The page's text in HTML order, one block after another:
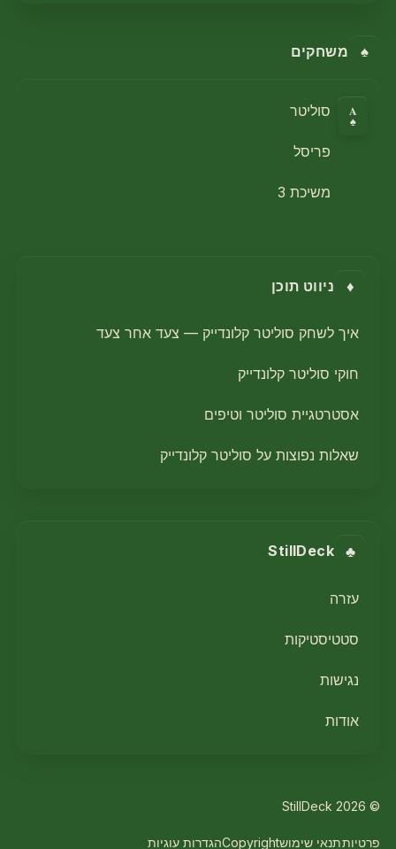
♠ משחקים
A
♠
סוליטר
פריסל
משיכת 3
♦ ניווט תוכן
איך לשחק סוליטר קלונדייק — צעד אחר צעד
חוקי סוליטר קלונדייק
אסטרטגיית סוליטר וטיפים
שאלות נפוצות על סוליטר קלונדייק
♣
StillDeck
עזרה
סטטיסטיקות
נגישות
אודות
© 2026 StillDeck
פרטיותתנאי שימושCopyrightהגדרות עוגיות